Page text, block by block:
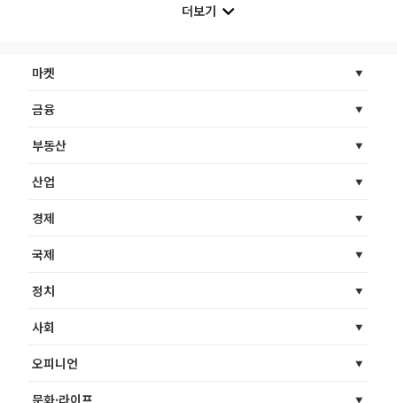
더보기
마켓
금융
부동산
산업
경제
국제
정치
사회
오피니언
문화·라이프